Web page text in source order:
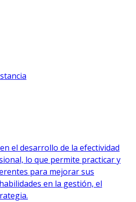
el desarrollo de la efectividad
lo que permite practicar y
para mejorar sus
en la gestión, el